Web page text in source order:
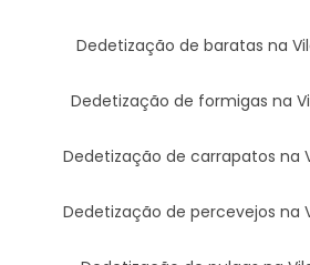
Dedetização de baratas na
Dedetização de formigas na
Dedetização de carrapatos na
Dedetização de percevejos na